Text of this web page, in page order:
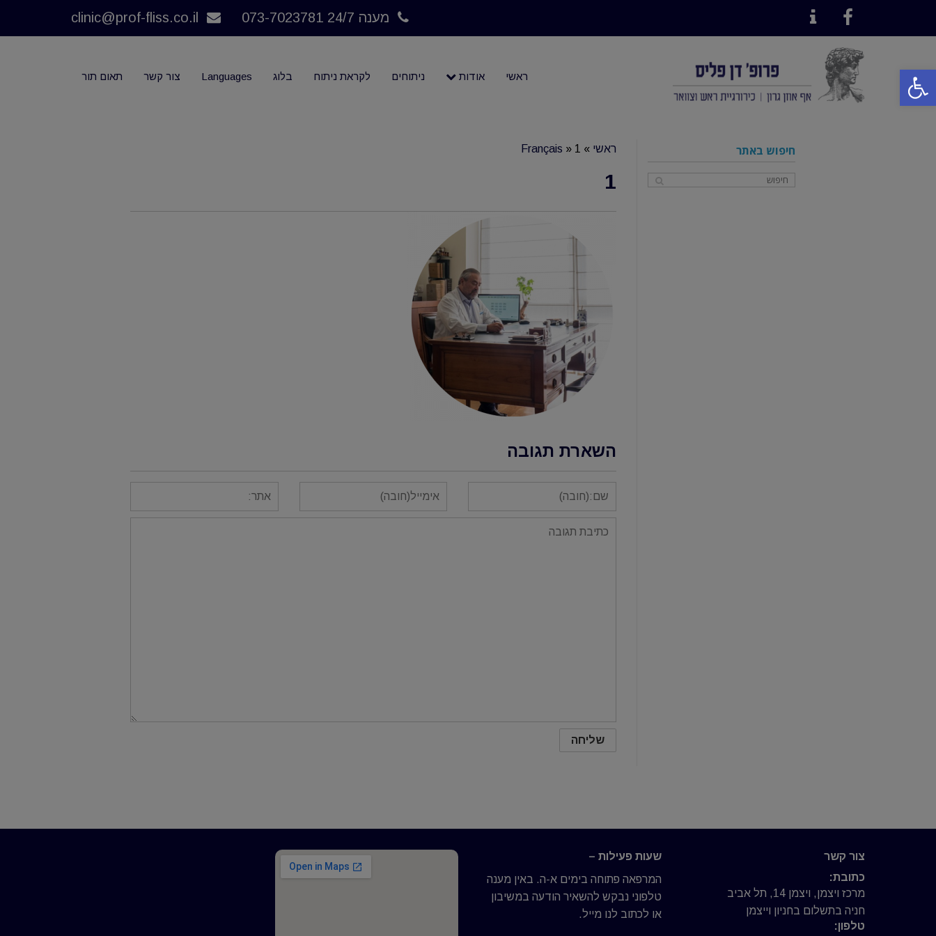
פתח סרגל נגישות
Facebook
Contact
מענה 24/7 073-7023781
ראשי אודות ניתוחים לקראת ניתוח בלוג Languages צור קשר תאום תור
ראשי »
Français » 1
1
השארת תגובה
חיפוש באתר
צור קשר
כתובת:
מרכז ויצמן, ויצמן 14, תל אביב
חניה בתשלום בחניון וייצמן
טלפון:
שעות פעילות –
המרפאה פתוחה בימים א-ה. באין מענה
טלפוני נבקש להשאיר הודעה במשיבון
או לכתוב לנו מייל.